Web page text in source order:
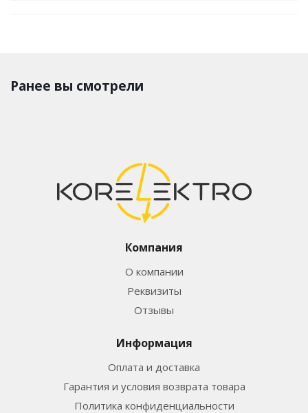
Ранее вы смотрели
Компания
О компании
Реквизиты
Отзывы
Информация
Оплата и доставка
Гарантия и условия возврата товара
Политика конфиденциальности